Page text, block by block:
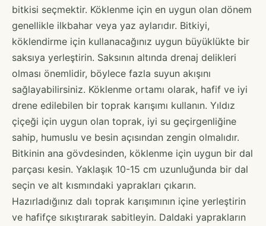
bitkisi seçmektir. Köklenme için en uygun olan dönem
genellikle ilkbahar veya yaz aylarıdır. Bitkiyi,
köklendirme için kullanacağınız uygun büyüklükte bir
saksıya yerleştirin. Saksının altında drenaj delikleri
olması önemlidir, böylece fazla suyun akışını
sağlayabilirsiniz. Köklenme ortamı olarak, hafif ve iyi
drene edilebilen bir toprak karışımı kullanın. Yıldız
çiçeği için uygun olan toprak, iyi su geçirgenliğine
sahip, humuslu ve besin açısından zengin olmalıdır.
Bitkinin ana gövdesinden, köklenme için uygun bir dal
parçası kesin. Yaklaşık 10-15 cm uzunluğunda bir dal
seçin ve alt kısmındaki yaprakları çıkarın.
Hazırladığınız dalı toprak karışımının içine yerleştirin
ve hafifçe sıkıştırarak sabitleyin. Daldaki yaprakların